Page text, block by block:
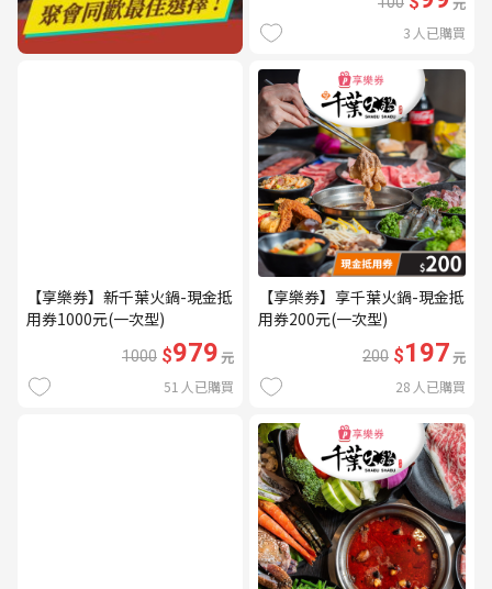
3 人已購買
【享樂券】新千葉火鍋-現金抵
用券1000元(一次型)
1000 $979元
51 人已購買
【享樂券】享千葉火鍋-現金抵
用券200元(一次型)
200 $197元
28 人已購買